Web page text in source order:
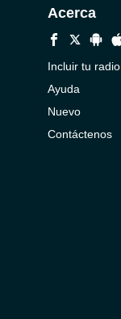
Acerca
Incluir tu radio
Ayuda
Nuevo
Contáctenos